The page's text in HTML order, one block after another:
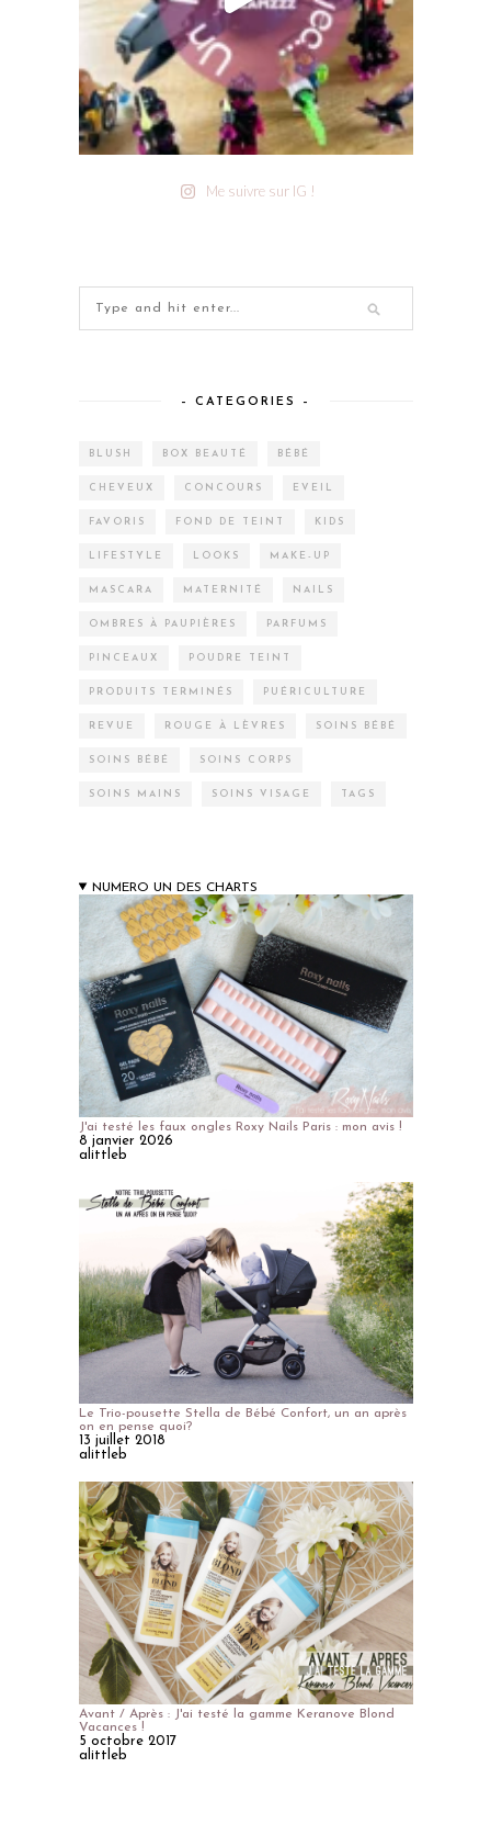
Me suivre sur IG !
– CATEGORIES –
BLUSH BOX BEAUTÉ BÉBÉ
CHEVEUX CONCOURS EVEIL
FAVORIS FOND DE TEINT KIDS
LIFESTYLE LOOKS MAKE-UP
MASCARA MATERNITÉ NAILS
OMBRES À PAUPIÈRES PARFUMS
PINCEAUX POUDRE TEINT
PRODUITS TERMINÉS PUÉRICULTURE
REVUE ROUGE À LÈVRES SOINS BÉBÉ
SOINS BÉBÉ SOINS CORPS
SOINS MAINS SOINS VISAGE TAGS
NUMERO UN DES CHARTS
J'ai testé les faux ongles Roxy Nails Paris : mon avis !
8 janvier 2026
alittleb
Le Trio-pousette Stella de Bébé Confort, un an après
on en pense quoi?
13 juillet 2018
alittleb
Avant / Après : J'ai testé la gamme Keranove Blond
Vacances !
5 octobre 2017
alittleb